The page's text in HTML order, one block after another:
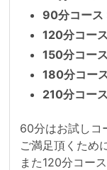
90分コース
120分コー
150分コー
180分コー
210分コー
60分はお試しコ
ご満足頂くため
また120分コー